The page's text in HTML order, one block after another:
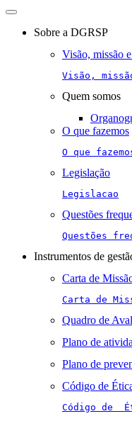
Toggle
navigationSobre a DGRSP
Visão, missão
Visão,
Quem somos
O que fazemos
O que
Legislação
Legislacao
Questões
Questões
Instrumentos de
Carta de
Carta de
Quadro de
Plano de
Plano de
Código de
Código de